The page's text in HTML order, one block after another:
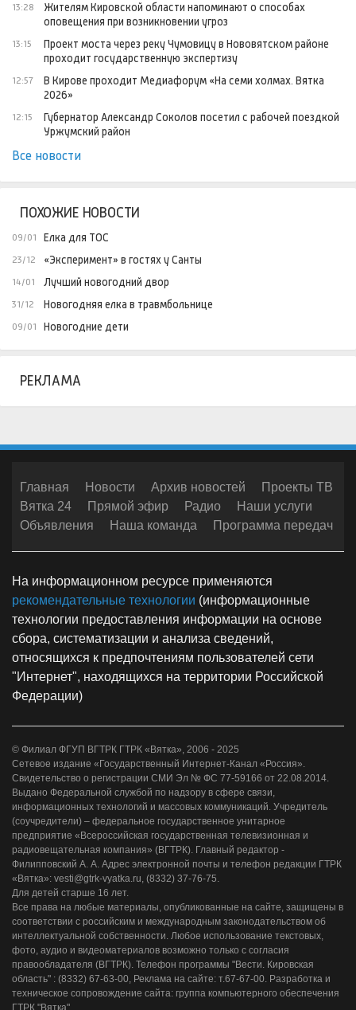
13:28
Жителям Кировской области напоминают о способах
оповещения при возникновении угроз
13:15
Проект моста через реку Чумовицу в Нововятском районе
проходит государственную экспертизу
12:57
В Кирове проходит Медиафорум «На семи холмах. Вятка
2026»
12:15
Губернатор Александр Соколов посетил с рабочей поездкой
Уржумский район
Все новости
ПОХОЖИЕ НОВОСТИ
09/01 Елка для ТОС
23/12 «Эксперимент» в гостях у Санты
14/01 Лучший новогодний двор
31/12 Новогодняя елка в травмбольнице
09/01 Новогодние дети
РЕКЛАМА
Главная Новости Архив новостей
Проекты ТВ
Вятка 24
Прямой эфир Радио
Наши услуги
Объявления
Наша команда Программа передач
На информационном ресурсе применяются
рекомендательные технологии (информационные
технологии предоставления информации на основе
сбора, систематизации и анализа сведений,
относящихся к предпочтениям пользователей сети
"Интернет", находящихся на территории Российской
Федерации)
© Филиал ФГУП ВГТРК ГТРК «Вятка», 2006 - 2025
Сетевое издание «Государственный Интернет-Канал «Россия».
Свидетельство о регистрации СМИ Эл № ФС 77-59166 от 22.08.2014.
Выдано Федеральной службой по надзору в сфере связи,
информационных технологий и массовых коммуникаций. Учредитель
(соучредители) – федеральное государственное унитарное
предприятие «Всероссийская государственная телевизионная и
радиовещательная компания» (ВГТРК). Главный редактор -
Филипповский А. А. Адрес электронной почты и телефон редакции ГТРК
«Вятка»: vesti@gtrk-vyatka.ru, (8332) 37-76-75.
Для детей старше 16 лет.
Все права на любые материалы, опубликованные на сайте, защищены в
соответствии с российским и международным законодательством об
интеллектуальной собственности. Любое использование текстовых,
фото, аудио и видеоматериалов возможно только с согласия
правообладателя (ВГТРК). Телефон программы "Вести. Кировская
область" : (8332) 67-63-00, Реклама на сайте: т.67-67-00. Разработка и
техническое сопровождение сайта: группа компьютерного обеспечения
ГТРК "Вятка".